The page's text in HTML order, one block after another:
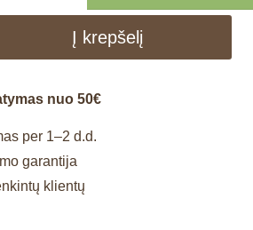
Į krepšelį
nuo 50€
per 1–2 d.d.
garantija
klientų